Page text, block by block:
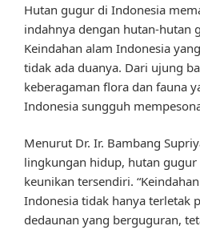
Hutan gugur di Indonesia
indahnya dengan hutan-hutan
Keindahan alam Indonesia
tidak ada duanya. Dari ujung
keberagaman flora dan fauna
Indonesia sungguh
Menurut Dr. Ir. Bambang
lingkungan hidup, hutan
keunikan tersendiri.
Indonesia tidak hanya terletak
dedaunan yang berguguran,